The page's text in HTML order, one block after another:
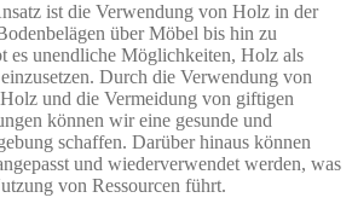
ist die Verwendung von Holz in der
über Möbel bis hin zu
es unendliche Möglichkeiten, Holz als
Durch die Verwendung von
und die Vermeidung von giftigen
können wir eine gesunde und
schaffen. Darüber hinaus können
und wiederverwendet werden, was
von Ressourcen führt.